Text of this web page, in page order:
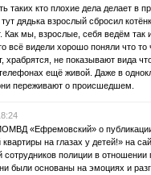
таких кто плохие дела делает в
дядька взрослый сбросил
Как мы, взрослые, себя ведём
всё видели хорошо поняли что
храбрятся, не показывают вида
ещё живой. Даже в
переживают о происшедшем.
«Ефремовский» о
квартиры на глазах у детей!» на
полиции в отношении
были основаны на эмоциях и